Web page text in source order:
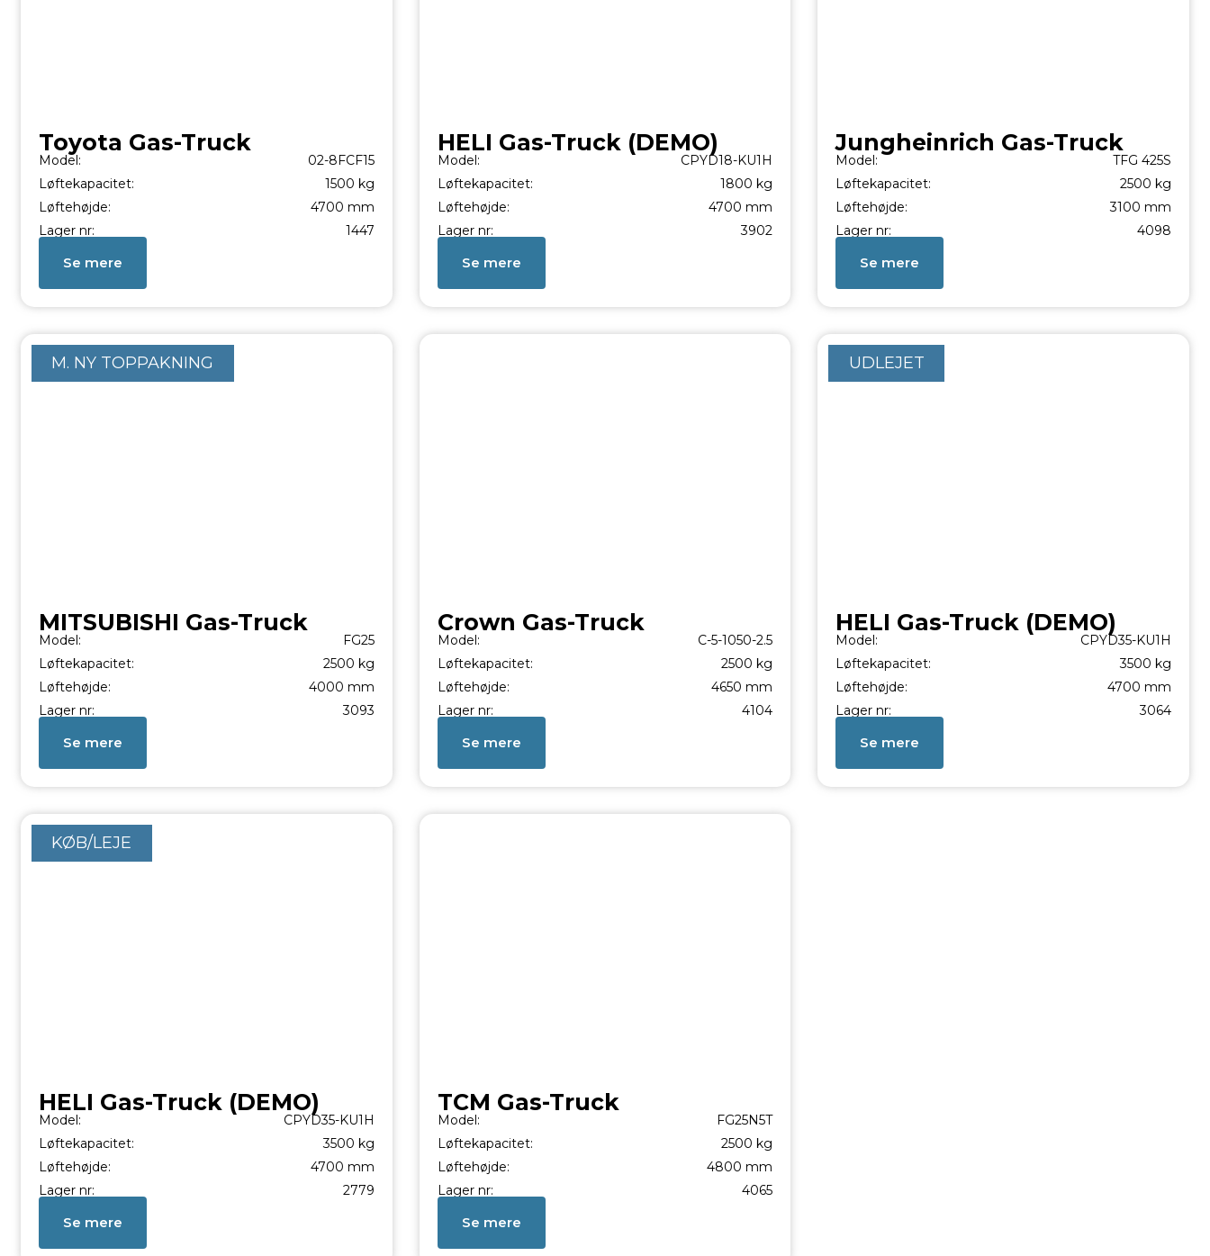
Toyota Gas-Truck
Model:
02-8FCF15
Løftekapacitet:
1500 kg
Løftehøjde:
4700 mm
Lager nr:
1447
Se mere
HELI Gas-Truck (DEMO)
Model:
CPYD18-KU1H
Løftekapacitet:
1800 kg
Løftehøjde:
4700 mm
Lager nr:
3902
Se mere
Jungheinrich Gas-Truck
Model:
TFG 425S
Løftekapacitet:
2500 kg
Løftehøjde:
3100 mm
Lager nr:
4098
Se mere
M. NY TOPPAKNING
MITSUBISHI Gas-Truck
Model:
FG25
Løftekapacitet:
2500 kg
Løftehøjde:
4000 mm
Lager nr:
3093
Se mere
Crown Gas-Truck
Model:
C-5-1050-2.5
Løftekapacitet:
2500 kg
Løftehøjde:
4650 mm
Lager nr:
4104
Se mere
UDLEJET
HELI Gas-Truck (DEMO)
Model:
CPYD35-KU1H
Løftekapacitet:
3500 kg
Løftehøjde:
4700 mm
Lager nr:
3064
Se mere
KØB/LEJE
HELI Gas-Truck (DEMO)
Model:
CPYD35-KU1H
Løftekapacitet:
3500 kg
Løftehøjde:
4700 mm
Lager nr:
2779
Se mere
TCM Gas-Truck
Model:
FG25N5T
Løftekapacitet:
2500 kg
Løftehøjde:
4800 mm
Lager nr:
4065
Se mere